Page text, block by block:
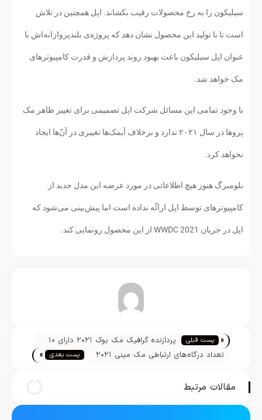
سیلیکون را به رخ محصولات رقیب بکشاند. اپل همچنین در تلاش
است تا با تولید این محصول نشان دهد که پروژه‌ی بلند‌پروازانه‌اش با
عنوان اپل سیلیکون باعث بهبود روند پردازش و قدرت کامپیوترهای
مک خواهد شد.
با وجود تمامی این مسائل شرکت اپل تصمیمی برای تغییر ظاهر مک
پروها در سال ۲۰۲۱ ندارد و برخلاف آیمک‌ها تغییری در آن‌ّها ایجاد
نخواهد کرد.
بلومبرگ هنوز هیچ اطلاعاتی در مورد عرضه این مدل جدید از
کامپیوترهای توسط اپل ارائّه نداده است اما پیش‌بینی می‌شود که
اپل در جریان WWDC 2021 از این محصول رونمایی کند.
تیم تحریریه « پست قبلی
پردازنده گرافیک مک بوک ۲۰۲۱ دارای ۱۰
هسته است
تعداد درگاه‌های ارتباطی مک مینی ۲۰۲۱
پست بعدی »
مقالات مرتبط